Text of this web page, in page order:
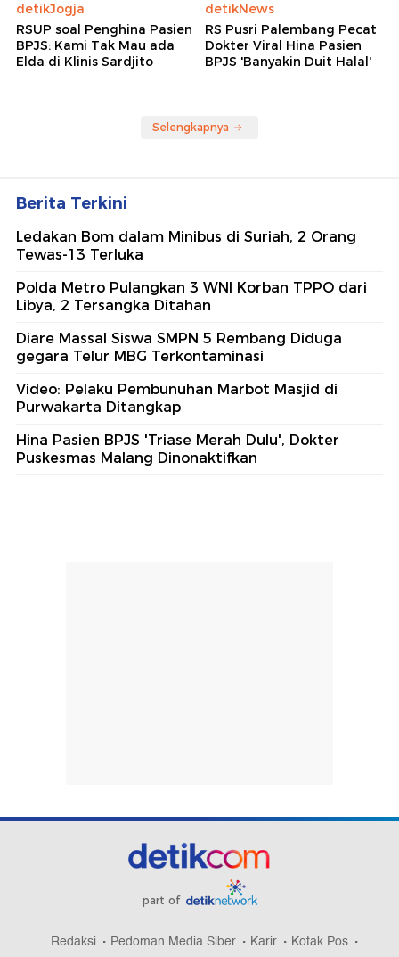
detikJogja
RSUP soal Penghina Pasien
BPJS: Kami Tak Mau ada
Elda di Klinis Sardjito
detikNews
RS Pusri Palembang Pecat
Dokter Viral Hina Pasien
BPJS 'Banyakin Duit Halal'
Selengkapnya
Berita Terkini
Ledakan Bom dalam Minibus di Suriah, 2 Orang
Tewas-13 Terluka
Polda Metro Pulangkan 3 WNI Korban TPPO dari
Libya, 2 Tersangka Ditahan
Diare Massal Siswa SMPN 5 Rembang Diduga
gegara Telur MBG Terkontaminasi
Video: Pelaku Pembunuhan Marbot Masjid di
Purwakarta Ditangkap
Hina Pasien BPJS 'Triase Merah Dulu', Dokter
Puskesmas Malang Dinonaktifkan
part of
Redaksi Pedoman Media Siber Karir
Kotak Pos